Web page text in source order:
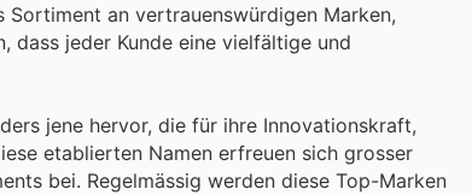
an vertrauenswürdigen Marken,
dass jeder Kunde eine vielfältige und
jene hervor, die für ihre Innovationskraft,
etablierten Namen erfreuen sich grosser
bei. Regelmässig werden diese Top-Marken